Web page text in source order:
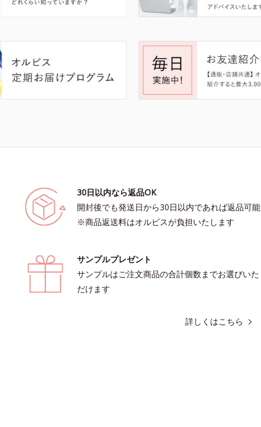
30日以内なら返品OK
開封後でも発送日から30日以内であれば返品可能
※商品返送料はオルビスが負担いたします
サンプルプレゼント
サンプルはご注文商品の合計個数までお選びいた
だけます
詳しくはこちら